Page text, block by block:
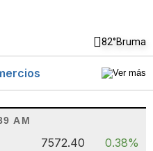
82°Bruma
AM
7572.40
0.38%